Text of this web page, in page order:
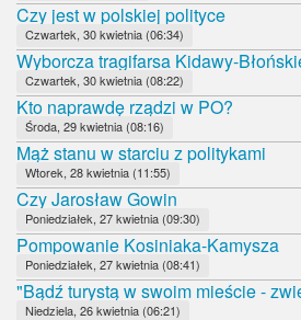
Czy jest w polskiej polityce
Czwartek, 30 kwietnia (06:34)
Wyborcza tragifarsa Kidawy-
Czwartek, 30 kwietnia (08:22)
Kto naprawdę rządzi w PO?
Środa, 29 kwietnia (08:16)
Mąż stanu w starciu z politykami
Wtorek, 28 kwietnia (11:55)
Czy Jarosław Gowin
Poniedziałek, 27 kwietnia (09:30)
Pompowanie Kosiniaka-Kamysza
Poniedziałek, 27 kwietnia (08:41)
"Bądź turystą w swoim mieście -
Niedziela, 26 kwietnia (06:21)